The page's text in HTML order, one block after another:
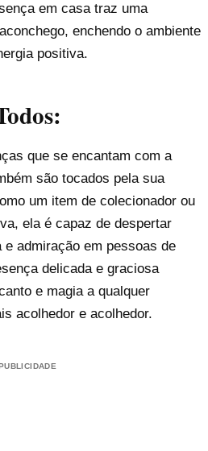
em casa traz uma
enchendo o ambiente
positiva.
que se encantam com a
são tocados pela sua
um item de colecionador ou
ela é capaz de despertar
admiração em pessoas de
delicada e graciosa
e magia a qualquer
acolhedor e acolhedor.